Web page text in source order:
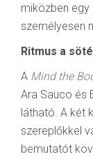
miközben
személyesen
Ritmus a
A Mind the
Ara Sauco és
látható. A két
szereplőkkel
bemutatót